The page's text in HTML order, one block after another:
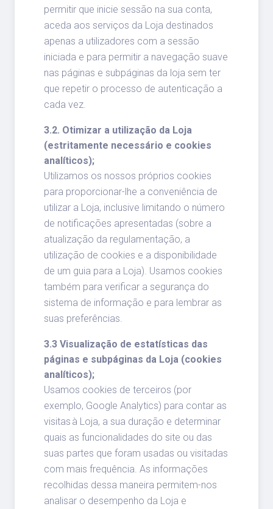
permitir que inicie sessão na sua conta,
aceda aos serviços da Loja destinados
apenas a utilizadores com a sessão
iniciada e para permitir a navegação suave
nas páginas e subpáginas da loja sem ter
que repetir o processo de autenticação a
cada vez.
3.2. Otimizar a utilização da Loja
(estritamente necessário e cookies
analíticos);
Utilizamos os nossos próprios cookies
para proporcionar-lhe a conveniência de
utilizar a Loja, inclusive limitando o número
de notificações apresentadas (sobre a
atualização da regulamentação, a
utilização de cookies e a disponibilidade
de um guia para a Loja). Usamos cookies
também para verificar a segurança do
sistema de informação e para lembrar as
suas preferências.
3.3 Visualização de estatísticas das
páginas e subpáginas da Loja (cookies
analíticos);
Usamos cookies de terceiros (por
exemplo, Google Analytics) para contar as
visitas à Loja, a sua duração e determinar
quais as funcionalidades do site ou das
suas partes que foram usadas ou visitadas
com mais frequência. As informações
recolhidas dessa maneira permitem-nos
analisar o desempenho da Loja e